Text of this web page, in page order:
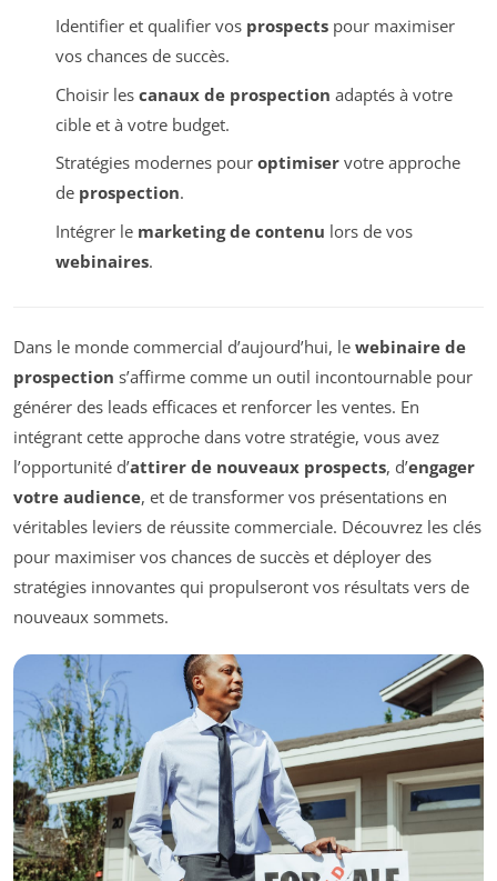
Identifier et qualifier vos prospectspour maximiser
vos chances de succès.
Choisir les canaux de prospection adaptés à votre
cible et à votre budget.
Stratégies modernes pour optimiservotre approche
de prospection.
Intégrer le marketing de contenu lors de vos
webinaires.
Dans le monde commercial d’aujourd’hui, le webinaire de
prospection s’affirme comme un outil incontournable pour
générer des leads efficaces et renforcer les ventes. En
intégrant cette approche dans votre stratégie, vous avez
l’opportunité d’attirer de nouveaux prospects, d’engager
votre audience, et de transformer vos présentations en
véritables leviers de réussite commerciale. Découvrez les clés
pour maximiser vos chances de succès et déployer des
stratégies innovantes qui propulseront vos résultats vers de
nouveaux sommets.